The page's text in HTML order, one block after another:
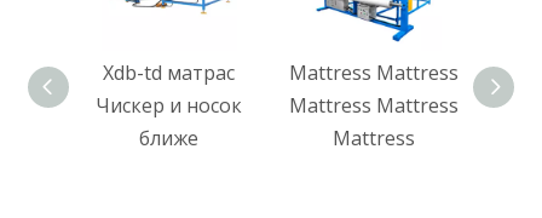
Xdb-td матрас
Чискер и носок
ближе
Mattress Mattress
Mattress Mattress
Mattress